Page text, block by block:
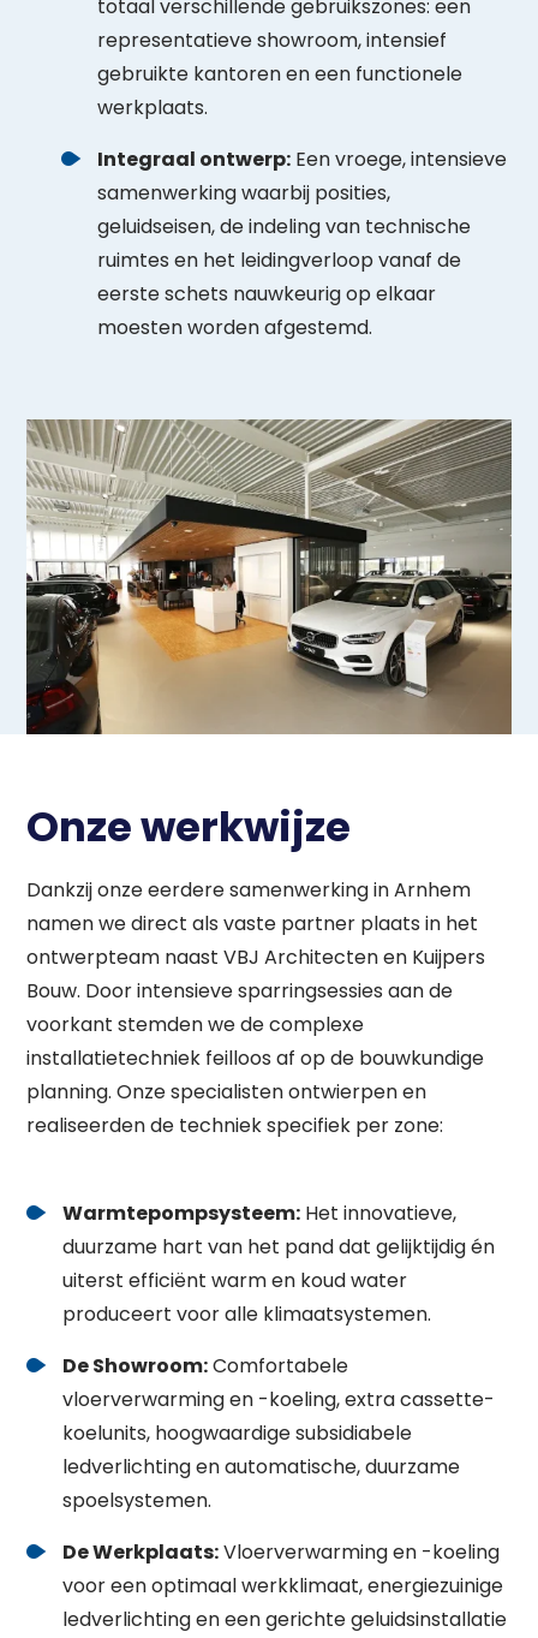
Waar ben je naar op zoek?
totaal verschillende gebruikszones: een
representatieve showroom, intensief
gebruikte kantoren en een functionele
werkplaats.
Integraal ontwerp: Een vroege, intensieve
samenwerking waarbij posities,
geluidseisen, de indeling van technische
ruimtes en het leidingverloop vanaf de
eerste schets nauwkeurig op elkaar
moesten worden afgestemd.
Onze werkwijze
Dankzij onze eerdere samenwerking in Arnhem
namen we direct als vaste partner plaats in het
ontwerpteam naast VBJ Architecten en Kuijpers
Bouw. Door intensieve sparringsessies aan de
voorkant stemden we de complexe
installatietechniek feilloos af op de bouwkundige
planning. Onze specialisten ontwierpen en
realiseerden de techniek specifiek per zone:
Warmtepompsysteem: Het innovatieve,
duurzame hart van het pand dat gelijktijdig én
uiterst efficiënt warm en koud water
produceert voor alle klimaatsystemen.
De Showroom:Comfortabele
vloerverwarming en -koeling, extra cassette-
koelunits, hoogwaardige subsidiabele
ledverlichting en automatische, duurzame
spoelsystemen.
De Werkplaats:Vloerverwarming en -koeling
voor een optimaal werkklimaat, energiezuinige
ledverlichting en een gerichte geluidsinstallatie